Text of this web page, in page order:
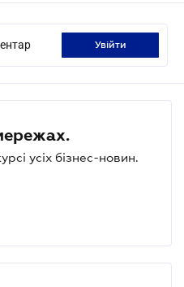
увійти
усіх бізнес-новин.